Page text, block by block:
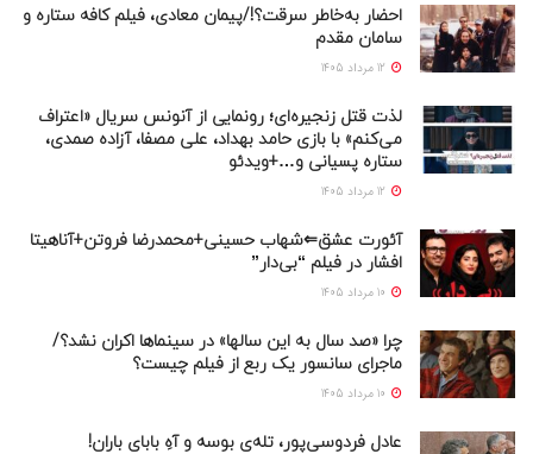
احضار به‌خاطر سرقت؟!/پیمان معادی، فیلم کافه ستاره و
سامان مقدم
لذت قتل زنجیره‌ای؛ رونمایی از آنونس سریال «اعتراف
می‌کنم» با بازی حامد بهداد، علی مصفا، آزاده صمدی،
ستاره پسیانی و…+ویدئو
آئورت عشق⇐شهاب حسینی+محمدرضا فروتن+آناهیتا
افشار در فیلم “بی‌دار”
چرا «صد سال به این سالها» در سینماها اکران نشد؟/
ماجرای سانسور یک ربع از فیلم چیست؟
عادل فردوسی‌پور، تله‌ی بوسه و آهِ بابای باران!